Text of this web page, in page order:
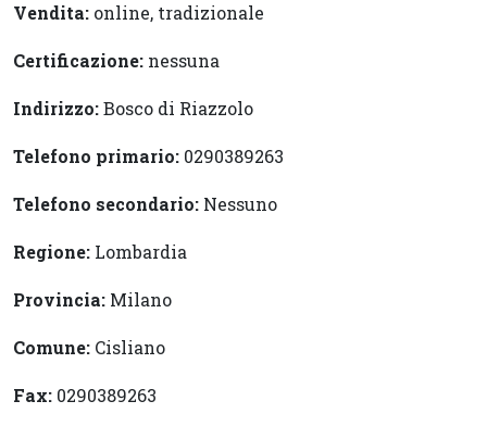
Vendita: online, tradizionale
Certificazione: nessuna
Indirizzo:Bosco di Riazzolo
Telefono primario: 0290389263
Telefono secondario: Nessuno
Regione: Lombardia
Provincia: Milano
Comune: Cisliano
Fax: 0290389263